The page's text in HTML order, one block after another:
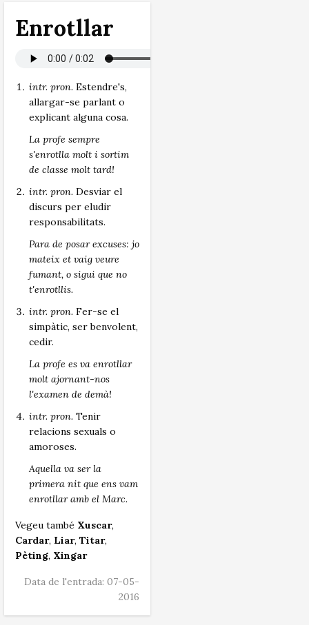
Enrotllar
intr. pron. Estendre's,
allargar-se parlant o
explicant alguna cosa.
La profe sempre
s'enrotlla molt i sortim
de classe molt tard!
intr. pron. Desviar el
discurs per eludir
responsabilitats.
Para de posar excuses: jo
mateix et vaig veure
fumant, o sigui que no
t'enrotllis.
intr. pron. Fer-se el
simpàtic, ser benvolent,
cedir.
La profe es va enrotllar
molt ajornant-nos
l'examen de demà!
intr. pron. Tenir
relacions sexuals o
amoroses.
Aquella va ser la
primera nit que ens vam
enrotllar amb el Marc.
Vegeu també Xuscar,
Cardar, Liar, Titar,
Pèting, Xingar
Data de l'entrada: 07-05-
2016